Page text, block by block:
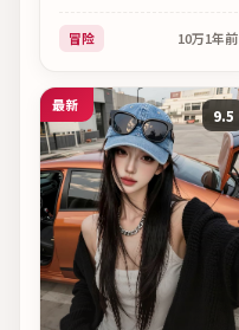
姆斯·卡梅隆调度稳健，
高清版本已上线。
冒险 10万1年前
最新
9.5